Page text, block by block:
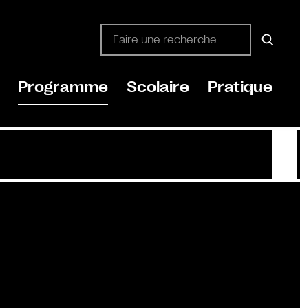
Programme Scolaire Pratique